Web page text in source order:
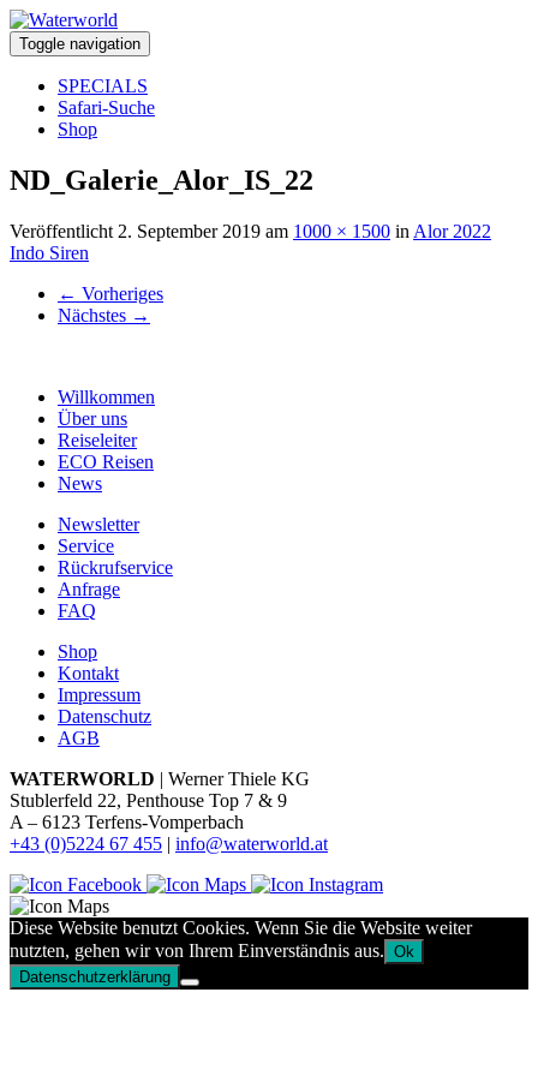
Toggle navigation
SPECIALS
Safari-Suche
Shop
ND_Galerie_Alor_IS_22
Veröffentlicht 2. September 2019 am 1000 × 1500 in Alor 2022
Indo Siren
← Vorheriges
Nächstes →
Willkommen
Über uns
Reiseleiter
ECO Reisen
News
Newsletter
Service
Rückrufservice
Anfrage
FAQ
Shop
Kontakt
Impressum
Datenschutz
AGB
WATERWORLD | Werner Thiele KG
Stublerfeld 22, Penthouse Top 7 & 9
A – 6123 Terfens-Vomperbach
+43 (0)5224 67 455 | info@waterworld.at
Diese Website benutzt Cookies. Wenn Sie die Website weiter
nutzten, gehen wir von Ihrem Einverständnis aus. Ok
Datenschutzerklärung